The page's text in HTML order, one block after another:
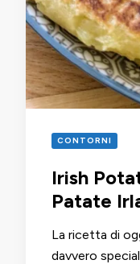
CONTORNI
Irish
Patate
La ricetta di
davvero